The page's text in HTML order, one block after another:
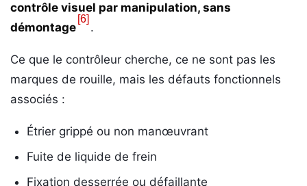
contrôle visuel par manipulation, sans
démontage
[6]
.
Ce que le contrôleur cherche, ce ne sont pas les
marques de rouille, mais les défauts fonctionnels
associés :
Étrier grippé ou non manœuvrant
Fuite de liquide de frein
Fixation desserrée ou défaillante